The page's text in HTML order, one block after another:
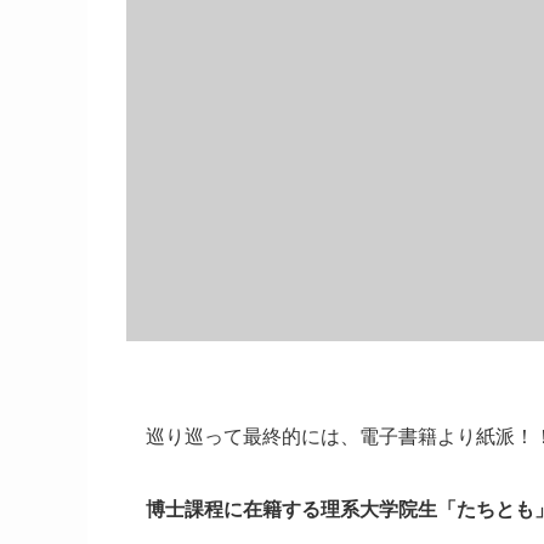
巡り巡って最終的には、電子書籍より紙派！！
博士課程に在籍する理系大学院生「たちとも」